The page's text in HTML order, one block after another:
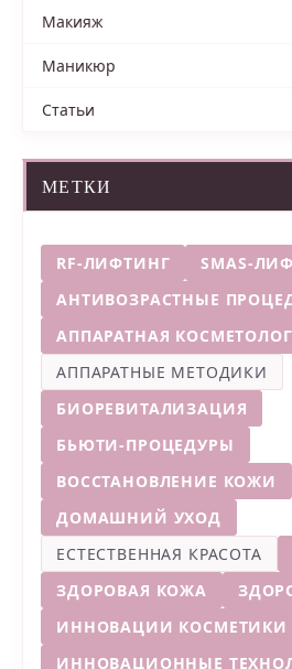
Макияж
Маникюр
Статьи
МЕТКИ
RF-ЛИФТИНГ
SMAS-
АНТИВОЗРАСТНЫЕ
АППАРАТНАЯ
АППАРАТНЫЕ МЕТОДИКИ
БИОРЕВИТАЛИЗАЦИЯ
БЬЮТИ-ПРОЦЕДУРЫ
ВОССТАНОВЛЕНИЕ КОЖИ
ДОМАШНИЙ УХОД
ЕСТЕСТВЕННАЯ КРАСОТА
ЗДОРОВАЯ КОЖА
ИННОВАЦИИ КОСМЕТИКИ
ИННОВАЦИОННЫЕ